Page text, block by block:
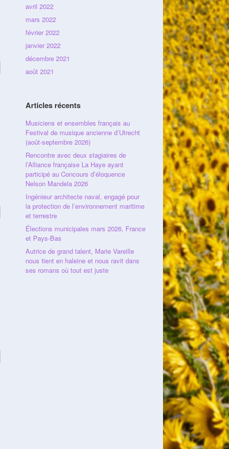
avril 2022
mars 2022
février 2022
janvier 2022
décembre 2021
août 2021
Articles récents
Musiciens et ensembles français au
Festival de musique ancienne d’Utrecht
(août-septembre 2026)
Rencontre avec deux stagiaires de
l’Alliance française La Haye ayant
participé au Concours d’éloquence
Nelson Mandela 2026
Ingénieur architecte naval, engagé pour
la protection de l’environnement maritime
et terrestre
Élections municipales mars 2026, France
et Pays-Bas
Autrice de grand talent, Marie Vareille
nous tient en haleine et nous ravit dans
ses romans où tout est juste